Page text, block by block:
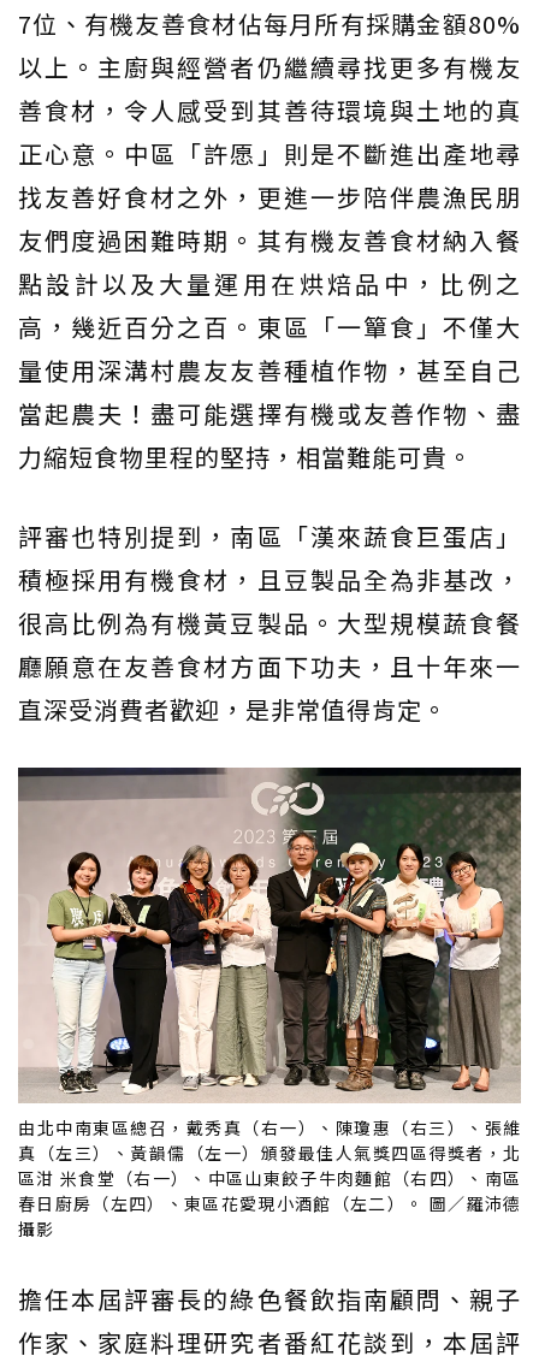
7位、有機友善食材佔每月所有採購金額80%
以上。主廚與經營者仍繼續尋找更多有機友
善食材，令人感受到其善待環境與土地的真
正心意。中區「許愿」則是不斷進出產地尋
找友善好食材之外，更進一步陪伴農漁民朋
友們度過困難時期。其有機友善食材納入餐
點設計以及大量運用在烘焙品中，比例之
高，幾近百分之百。東區「一簞食」不僅大
量使用深溝村農友友善種植作物，甚至自己
當起農夫！盡可能選擇有機或友善作物、盡
力縮短食物里程的堅持，相當難能可貴。
評審也特別提到，南區「漢來蔬食巨蛋店」
積極採用有機食材，且豆製品全為非基改，
很高比例為有機黃豆製品。大型規模蔬食餐
廳願意在友善食材方面下功夫，且十年來一
直深受消費者歡迎，是非常值得肯定。
由北中南東區總召，戴秀真（右一）、陳瓊惠（右三）、張維
真（左三）、黃韻儒（左一）頒發最佳人氣獎四區得獎者，北
區泔 米食堂（右一）、中區山東餃子牛肉麵館（右四）、南區
春日廚房（左四）、東區花愛現小酒館（左二）。 圖／羅沛德
攝影
擔任本屆評審長的綠色餐飲指南顧問、親子
作家、家庭料理研究者番紅花談到，本屆評